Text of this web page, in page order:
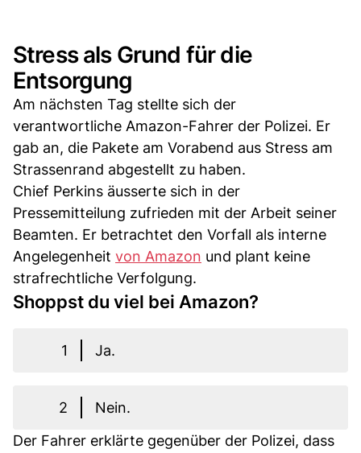
Stress als Grund für die
Entsorgung
Am nächsten Tag stellte sich der
verantwortliche Amazon-Fahrer der Polizei. Er
gab an, die Pakete am Vorabend aus Stress am
Strassenrand abgestellt zu haben.
Chief Perkins äusserte sich in der
Pressemitteilung zufrieden mit der Arbeit seiner
Beamten. Er betrachtet den Vorfall als interne
Angelegenheit von Amazon und plant keine
strafrechtliche Verfolgung.
Shoppst du viel bei Amazon?
1 Ja.
2
Nein.
Der Fahrer erklärte gegenüber der Polizei, dass